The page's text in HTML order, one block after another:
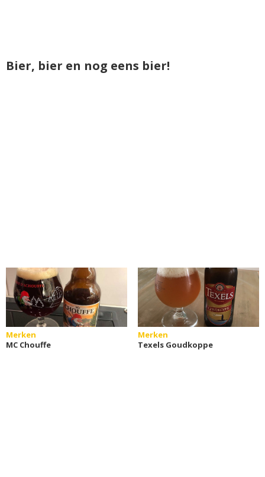
Bier, bier en nog eens bier!
Merken
MC Chouffe
Merken
Texels Goudkoppe